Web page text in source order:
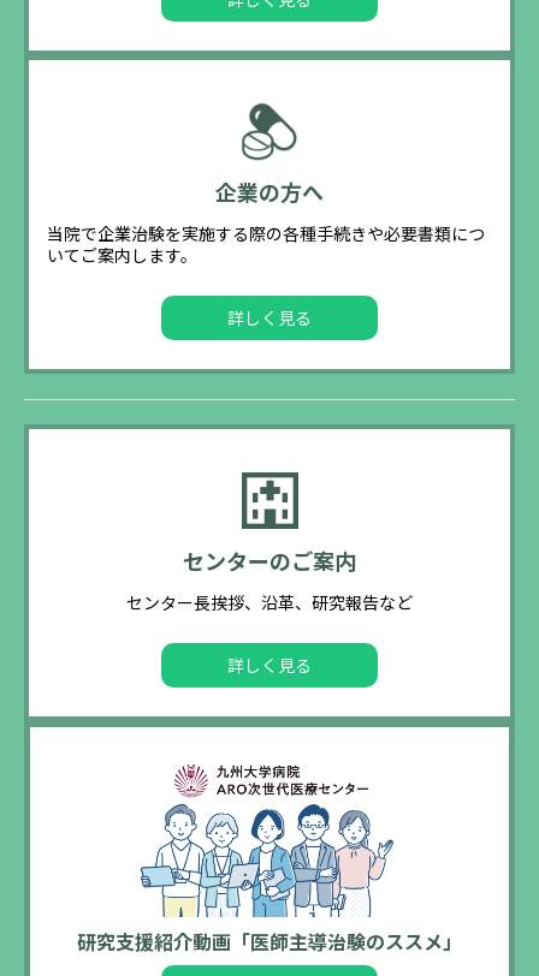
企業の方へ
当院で企業治験を実施する際の各種手続きや必要書類につ
いてご案内します。
詳しく見る
センターのご案内
センター長挨拶、沿革、研究報告など
詳しく見る
研究支援紹介動画「医師主導治験のススメ」